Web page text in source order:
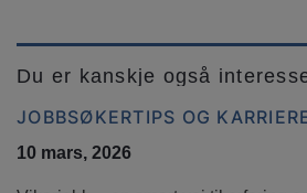
Du er kanskje også
JOBBSØKERTIPS OG
10 mars, 2026